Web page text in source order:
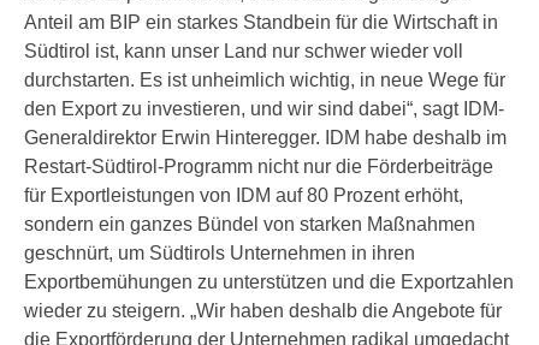
Anteil am BIP ein starkes Standbein für die Wirtschaft in
Südtirol ist, kann unser Land nur schwer wieder voll
durchstarten. Es ist unheimlich wichtig, in neue Wege für
den Export zu investieren, und wir sind dabei“, sagt IDM-
Generaldirektor Erwin Hinteregger. IDM habe deshalb im
Restart-Südtirol-Programm nicht nur die Förderbeiträge
für Exportleistungen von IDM auf 80 Prozent erhöht,
sondern ein ganzes Bündel von starken Maßnahmen
geschnürt, um Südtirols Unternehmen in ihren
Exportbemühungen zu unterstützen und die Exportzahlen
wieder zu steigern. „Wir haben deshalb die Angebote für
die Exportförderung der Unternehmen radikal umgedacht